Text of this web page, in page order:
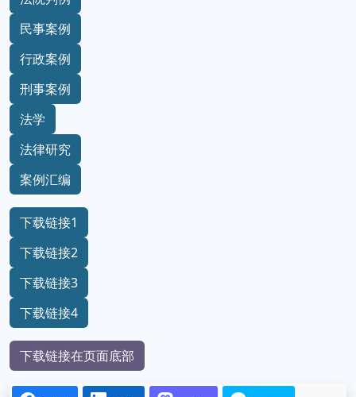
民事案例
行政案例
刑事案例
法学
法律研究
案例汇编
下载链接1
下载链接2
下载链接3
下载链接4
下载链接在页面底部